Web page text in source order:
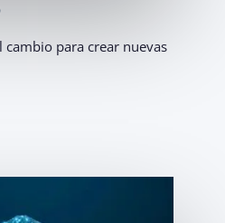
cambio para crear nuevas